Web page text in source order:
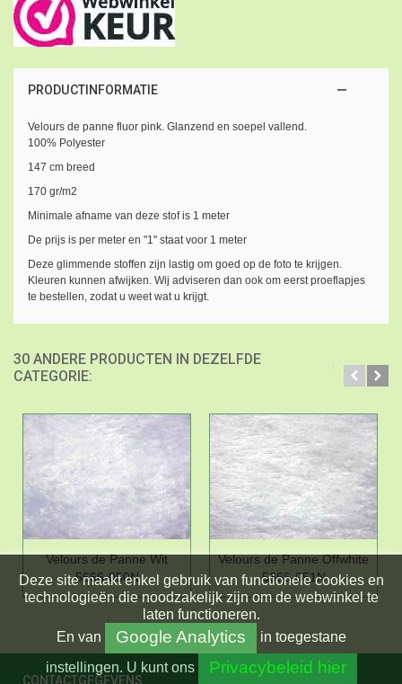
PRODUCTINFORMATIE
Velours de panne fluor pink. Glanzend en soepel vallend.
100% Polyester
147 cm breed
170 gr/m2
Minimale afname van deze stof is 1 meter
De prijs is per meter en "1" staat voor 1 meter
Deze glimmende stoffen zijn lastig om goed op de foto te krijgen.
Kleuren kunnen afwijken. Wij adviseren dan ook om eerst proeflapjes
te bestellen, zodat u weet wat u krijgt.
30 ANDERE PRODUCTEN IN DEZELFDE
CATEGORIE:
Velours de Panne Wit
5666-050N
Velours de Panne Offwhite
5666-051N
CONTACTGEGEVENS
Deze site maakt enkel gebruik van functionele cookies en
technologieën die noodzakelijk zijn om de webwinkel te
laten functioneren.
En van Google Analytics
in toegestane
instellingen. U kunt ons Privacybeleid hier